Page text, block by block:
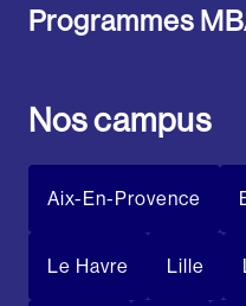
Programmes
Nos campus
Aix-En-Provence
Le Havre Lille